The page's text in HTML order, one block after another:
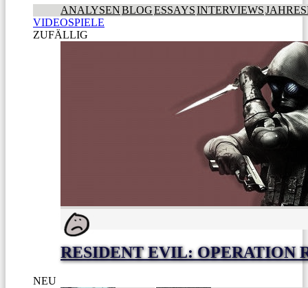
ANALYSENBLOGESSAYSINTERVIEWS
VIDEOSPIELE
ZUFÄLLIG
RESIDENT EVIL: OPERATION
NEU